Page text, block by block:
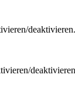
deaktivieren.